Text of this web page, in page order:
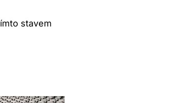
stavem